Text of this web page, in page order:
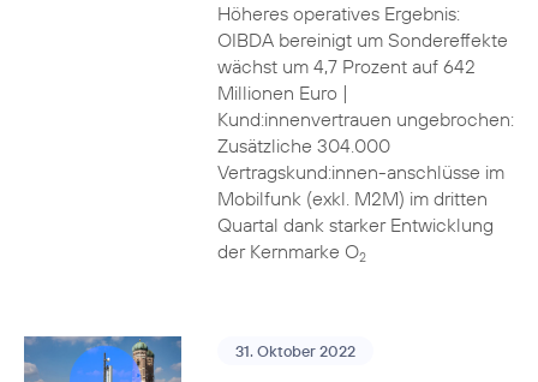
Höheres operatives Ergebnis:
OIBDA bereinigt um Sondereffekte
wächst um 4,7 Prozent auf 642
Millionen Euro |
Kund:innenvertrauen ungebrochen:
Zusätzliche 304.000
Vertragskund:innen-anschlüsse im
Mobilfunk (exkl. M2M) im dritten
Quartal dank starker Entwicklung
der Kernmarke O2
31. Oktober 2022